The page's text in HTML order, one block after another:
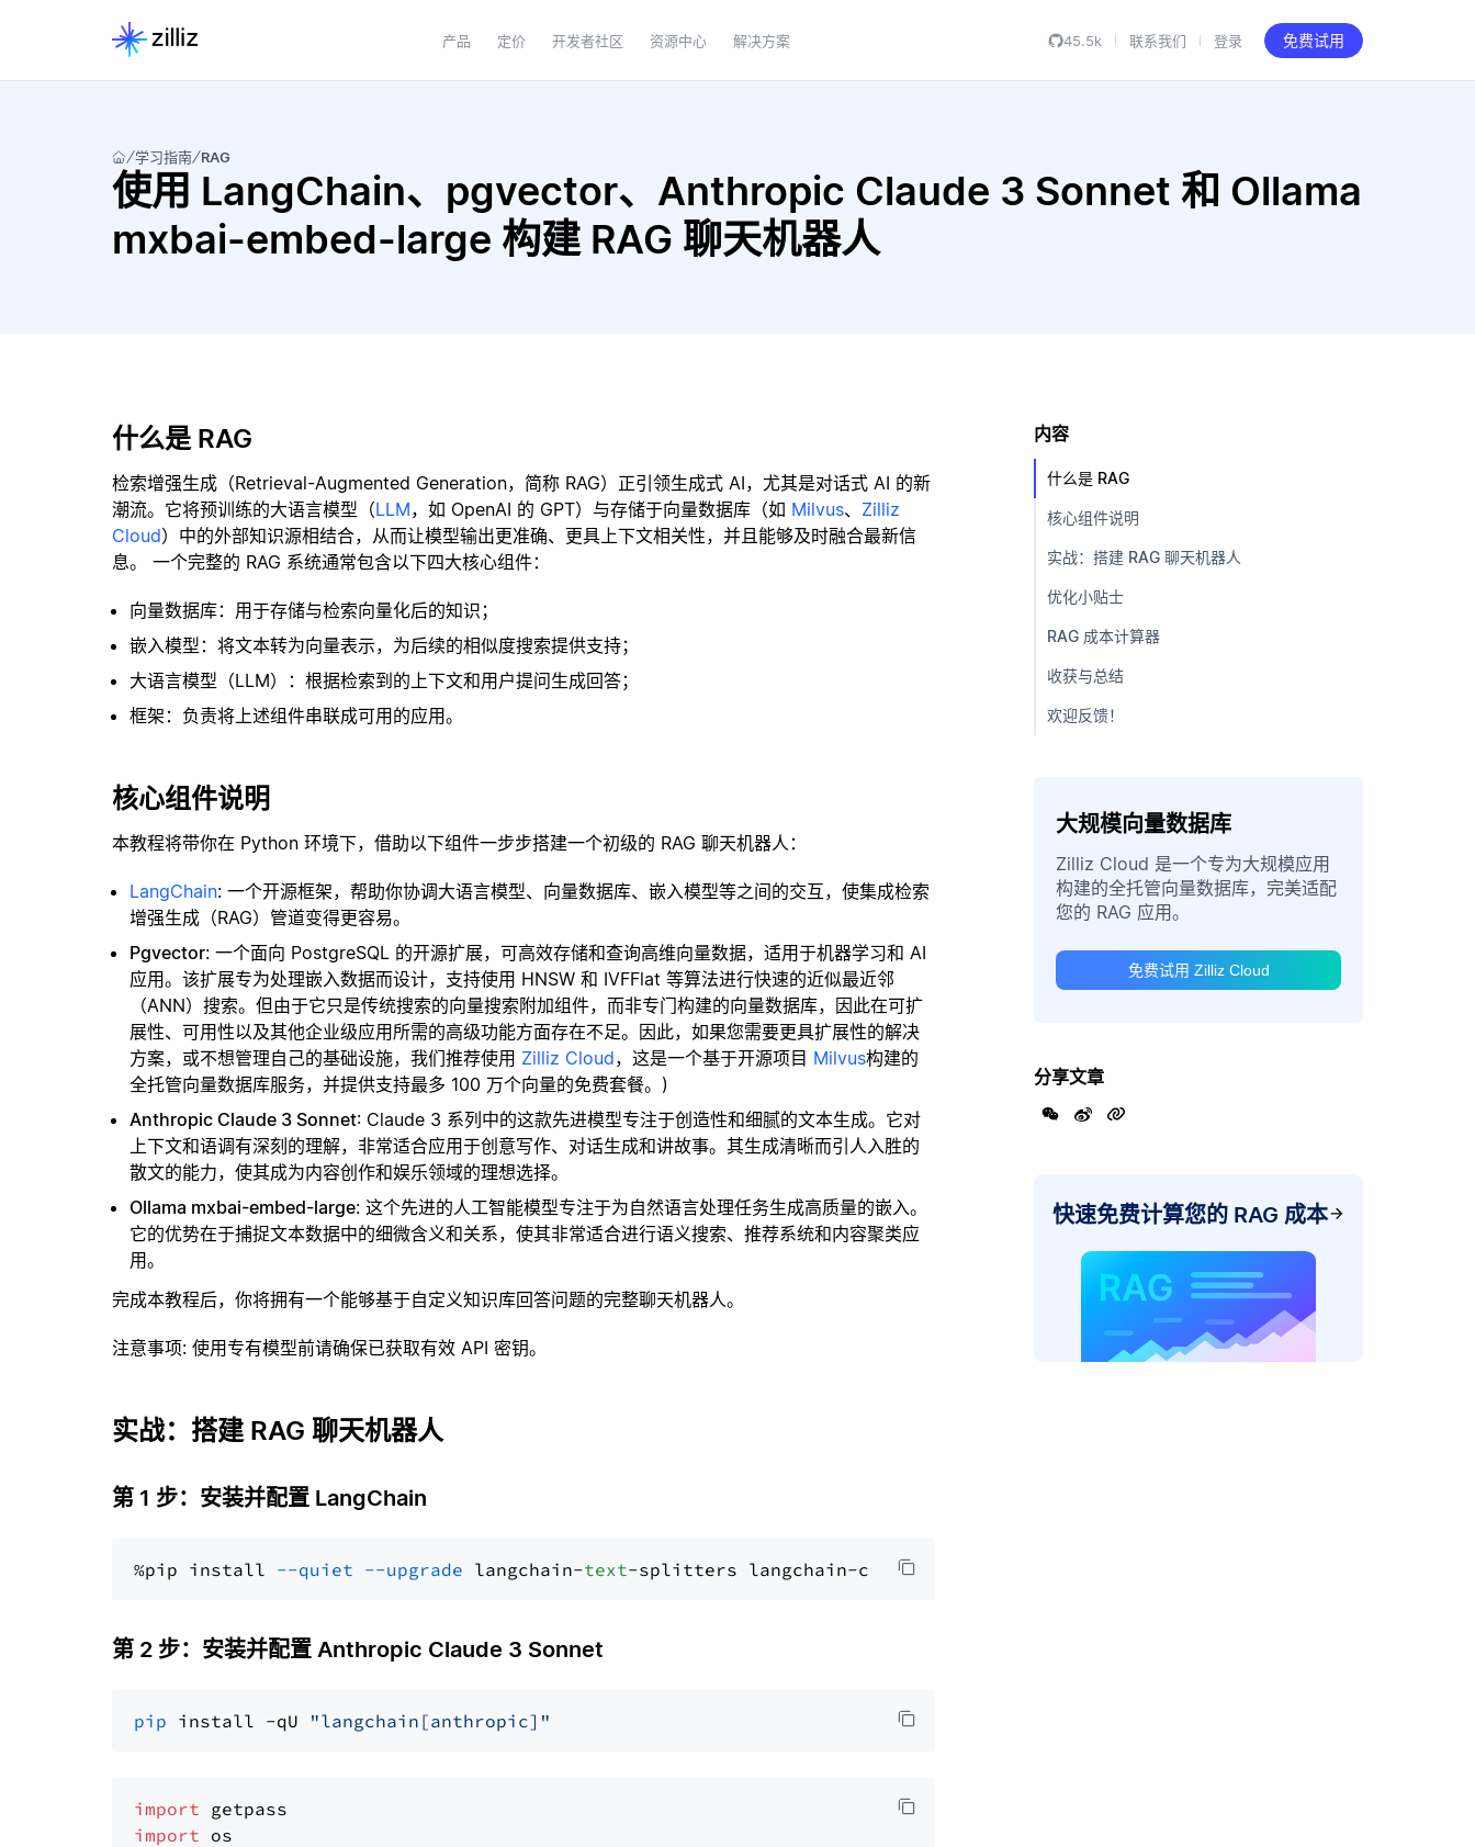
产品 定价 开发者社区 资源中心 解决方案 45.5k 联系我们 登录 免费试用
学习指南 RAG
使用 LangChain、pgvector、Anthropic Claude 3 Sonnet 和 Ollama
mxbai-embed-large 构建 RAG 聊天机器人
什么是 RAG
检索增强生成（Retrieval-Augmented Generation，简称 RAG）正引领生成式 AI，尤其是对话式 AI 的新
潮流。它将预训练的大语言模型（LLM，如 OpenAI 的 GPT）与存储于向量数据库（如 Milvus、 Zilliz
Cloud）中的外部知识源相结合，从而让模型输出更准确、更具上下文相关性，并且能够及时融合最新信
息。 一个完整的 RAG 系统通常包含以下四大核心组件：
向量数据库：用于存储与检索向量化后的知识；
嵌入模型：将文本转为向量表示，为后续的相似度搜索提供支持；
大语言模型（LLM）：根据检索到的上下文和用户提问生成回答；
框架：负责将上述组件串联成可用的应用。
核心组件说明
本教程将带你在 Python 环境下，借助以下组件一步步搭建一个初级的 RAG 聊天机器人：
LangChain: 一个开源框架，帮助你协调大语言模型、向量数据库、嵌入模型等之间的交互，使集成检索
增强生成（RAG）管道变得更容易。
Pgvector: 一个面向 PostgreSQL 的开源扩展，可高效存储和查询高维向量数据，适用于机器学习和 AI
应用。该扩展专为处理嵌入数据而设计，支持使用 HNSW 和 IVFFlat 等算法进行快速的近似最近邻
（ANN）搜索。但由于它只是传统搜索的向量搜索附加组件，而非专门构建的向量数据库，因此在可扩
展性、可用性以及其他企业级应用所需的高级功能方面存在不足。因此，如果您需要更具扩展性的解决
方案，或不想管理自己的基础设施，我们推荐使用 Zilliz Cloud，这是一个基于开源项目 Milvus构建的
全托管向量数据库服务，并提供支持最多 100 万个向量的免费套餐。)
Anthropic Claude 3 Sonnet: Claude 3 系列中的这款先进模型专注于创造性和细腻的文本生成。它对
上下文和语调有深刻的理解，非常适合应用于创意写作、对话生成和讲故事。其生成清晰而引人入胜的
散文的能力，使其成为内容创作和娱乐领域的理想选择。
Ollama mxbai-embed-large: 这个先进的人工智能模型专注于为自然语言处理任务生成高质量的嵌入。
它的优势在于捕捉文本数据中的细微含义和关系，使其非常适合进行语义搜索、推荐系统和内容聚类应
用。
完成本教程后，你将拥有一个能够基于自定义知识库回答问题的完整聊天机器人。
注意事项: 使用专有模型前请确保已获取有效 API 密钥。
实战：搭建 RAG 聊天机器人
第 1 步：安装并配置 LangChain
%pip install --quiet --upgrade langchain-text
第 2 步：安装并配置 Anthropic Claude 3 Sonnet
pip install -qU "langchain[anthropic]"
import
import os
内容
什么是 RAG
核心组件说明
实战：搭建 RAG 聊天机器人
优化小贴士
RAG 成本计算器
收获与总结
欢迎反馈！
大规模向量数据库
Zilliz Cloud 是一个专为大规模应用
构建的全托管向量数据库，完美适配
您的 RAG 应用。
免费试用 Zilliz Cloud
分享文章
快速免费计算您的 RAG 成本